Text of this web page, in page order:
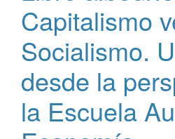
Capitalismo
Socialismo.
desde la
la Escuela